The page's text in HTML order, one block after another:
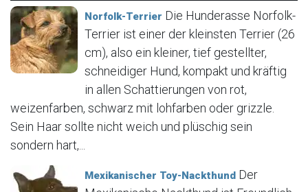
Norfolk-Terrier Die Hunderasse Norfolk-
Terrier ist einer der kleinsten Terrier (26
cm), also ein kleiner, tief gestellter,
schneidiger Hund, kompakt und kräftig
in allen Schattierungen von rot,
weizenfarben, schwarz mit lohfarben oder grizzle.
Sein Haar sollte nicht weich und plüschig sein
sondern hart,...
Mexikanischer Toy-Nackthund Der